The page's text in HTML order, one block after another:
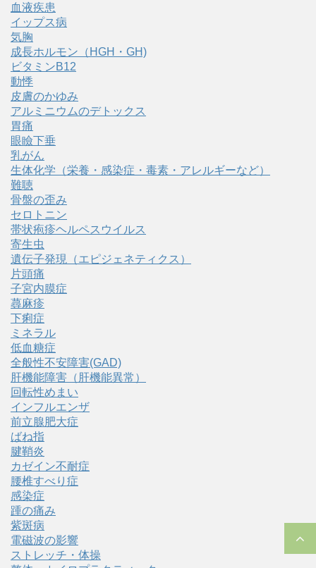
血液疾患
イップス病
気胸
成長ホルモン（HGH・GH)
ビタミンB12
動悸
皮膚のかゆみ
アルミニウムのデトックス
胃痛
眼瞼下垂
乳がん
生体化学（栄養・感染症・毒素・アレルギーなど）
難聴
骨盤の歪み
セロトニン
帯状疱疹ヘルペスウイルス
寄生虫
遺伝子発現（エピジェネティクス）
片頭痛
子宮内膜症
蕁麻疹
下痢症
ミネラル
低血糖症
全般性不安障害(GAD)
肝機能障害（肝機能異常）
回転性めまい
インフルエンザ
前立腺肥大症
ばね指
腱鞘炎
カゼイン不耐症
腰椎すべり症
感染症
踵の痛み
紫斑病
電磁波の影響
ストレッチ・体操